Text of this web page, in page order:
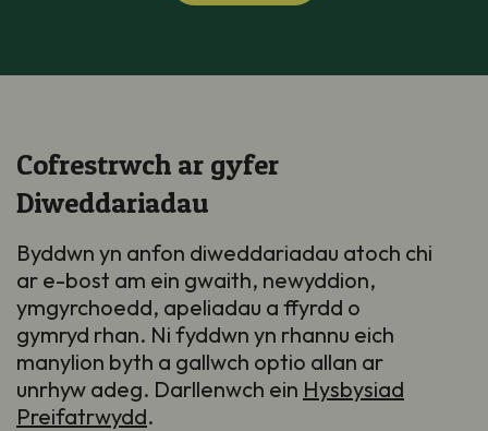
Cofrestrwch ar gyfer
Diweddariadau
Byddwn yn anfon diweddariadau atoch chi
ar e-bost am ein gwaith, newyddion,
ymgyrchoedd, apeliadau a ffyrdd o
gymryd rhan. Ni fyddwn yn rhannu eich
manylion byth a gallwch optio allan ar
unrhyw adeg. Darllenwch ein Hysbysiad
Preifatrwydd.